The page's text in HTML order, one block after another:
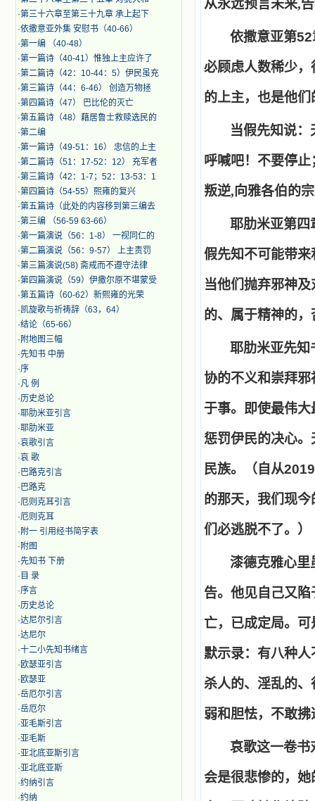
·第三十六章至第三十九章 承上起下
·依撒意亚外集 安慰书（40-66）
·第一编 （40-48）
·第一篇诗（40-41）惟独上主应许了
·第二篇诗（42：10-44：5）伊民虽充
·第三篇诗（44：6-46） 创造万物拯
·第四篇诗（47） 巴比伦的灭亡
·第五篇诗（48）藉居鲁士救赎选民的
·第二编
·第一篇诗（49-51：16） 忠信的上主
·第二篇诗（51：17-52：12） 充军者
·第三篇诗（42：1-7；52：13-53：1
·第四篇诗（54-55）熙雍的复兴
·第五篇诗（此处的内容移到第三编去
·第三编 （56-59 63-66）
·第一篇演说（56：1-8） 一视同仁的
·第二篇演说（56：9-57） 上主责罚
·第三篇演说(58) 斋戒而不遵守法律
·第四篇演说（59）伊撒尔原不堪蒙受
·第五篇诗（60-62）新熙雍的光荣
·凯旋歌与祈祷辞（63，64）
·结论（65-66）
· 附地图三幅
·先知书 中册
·序
·凡 例
·历史总论
·耶肋米亚引言
·耶肋米亚
·哀歌引言
·哀 歌
·巴路克引言
·巴路克
·厄则克耳引言
·厄则克耳
· 附一 引用经书简字表
· 附图
·先知书 下册
· 目 录
·序言
·历史总论
·达尼尔引言
·达尼尔
·十二小先知书绪言
·欧瑟亚引言
·欧瑟亚
·岳厄尔引言
·岳厄尔
·亚毛斯引言
·亚毛斯
·亚北底亚斯引言
·亚北底亚斯
·约纳引言
·约纳
从永远预言未来,
依撒意亚第52
必顾虑人数稀少
的上主，也是他
当假先知说
呼喊吧！不要停
叛逆,向雅各伯的
耶肋米亚第四
假先知不可能带
当他们抛弃邪神
的、属于精神的
耶肋米亚先知
协的不义和崇拜
于事。即使最伟
惩罚伊民的决心
民族。（自从2019
的那天，我们现
们必逃脱不了。）
漆德克雅心里
告。他见自己又
亡，已成定局。
默示录：有八种
杀人的、淫乱的
弱和胆怯，不敢
哀歌这一卷书
会是很悲惨的，